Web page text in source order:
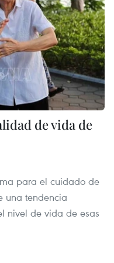
de vida de
para el cuidado de
una tendencia
nivel de vida de esas